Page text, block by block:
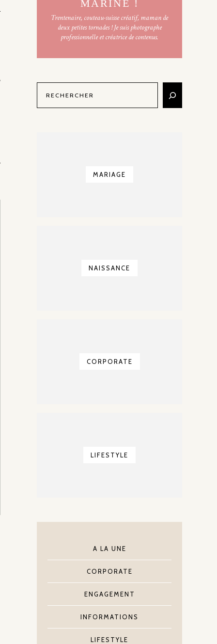
MARINE !
Trentenaire, couteau-suisse créatif, maman de
deux petites tornades ! Je suis photographe
professionnelle et créatrice de contenus.
MARIAGE
NAISSANCE
CORPORATE
LIFESTYLE
A LA UNE
CORPORATE
ENGAGEMENT
INFORMATIONS
LIFESTYLE